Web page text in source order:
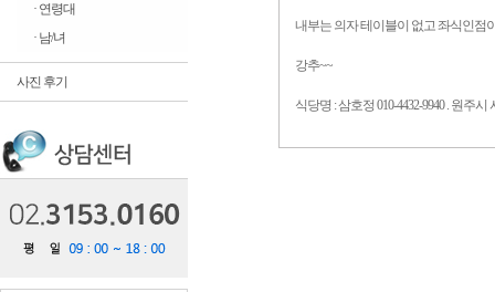
· 연령대
· 남/녀
사진 후기
내부는 의자 테이블이 없고 좌식인점
강추~~
식당명 : 삼호정 010-4432-9940 . 원주시